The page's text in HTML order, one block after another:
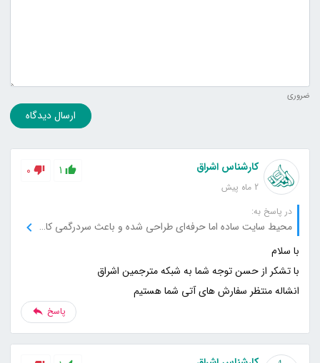
ضروری
ارسال دیدگاه
کارشناس اشراق
2 ماه پیش
1
0
در پاسخ به:
محیط سایت ساده اما حرفه‌ای طراحی شده و باعث سردرگمی کاربر نمی‌شود.
انشاله منتظر سفارش های آتی شما هستیم
پاسخ